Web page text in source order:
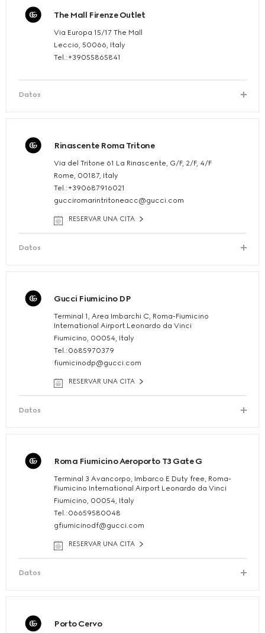
The Mall Firenze Outlet
Via Europa 15/17 The Mall
Leccio, 50066, Italy
Tel.:+39055865841
Datos
Rinascente Roma Tritone
Via del Tritone 61 La Rinascente, G/F, 2/F, 4/F
Rome, 00187, Italy
Tel.:+390687916021
gucciromarintritoneacc@gucci.com
RESERVAR UNA CITA
Datos
Gucci Fiumicino DP
Terminal 1, Area Imbarchi C, Roma-Fiumicino
International Airport Leonardo da Vinci
Fiumicino, 00054, Italy
Tel.:0685970379
fiumicinodp@gucci.com
RESERVAR UNA CITA
Datos
Roma Fiumicino Aeroporto T3 Gate G
Terminal 3 Avancorpo, Imbarco E Duty free, Roma-
Fiumicino International Airport Leonardo da Vinci
Fiumicino, 00054, Italy
Tel.:06659580048
gfiumicinodf@gucci.com
RESERVAR UNA CITA
Datos
Porto Cervo